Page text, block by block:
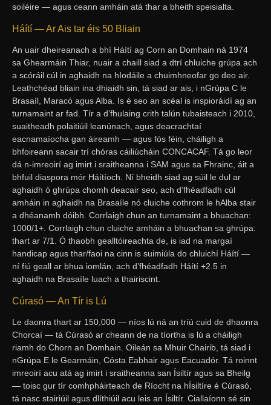
soiléire — agus ceann amháin atá thar a bheith speisialta.
Háítí — Ar Ais tar éis 50 Bliain
An uair dheireanach a bhí Háítí ag Corn an Domhain ná 1974
sa Ghearmáin Thiar, nuair a chaill siad a dtrí chluiche grúpa ach
a scóráil cúl in aghaidh na hIodáile a chuimhneofar go deo air.
Leathchéad bliain ina dhiaidh sin, tá siad ar ais, i nGrúpa C le
Brasaíl, Maracó agus Alba. Is é seo an scéal is inspioráidí ag an
turnamaint ar fad. Tír a d’fhulaing crith talún tubaisteach i 2010,
suaitheadh polaitiúil leanúnach, agus deacrachtaí
eacnamaíocha gan áireamh — agus fós féin, cháiligh a
bhfoireann sacair trí chóras cáiliúcháin CONCACAF. Tá go leor
dá n-imreoirí ag imirt i sraitheanna i SAM agus sa Fhrainc, áit a
bhfuil diaspora mór Háítíoch. Ní bheidh siad ag súil le dul ar
aghaidh ó ghrúpa chomh deacair seo, ach d’fhéadfadh cúl
amháin in aghaidh na Brasaíle nó cluiche cothrom le hAlba stair
a dhéanamh dóibh. Corrlaigh chun an turnamaint a bhuachan:
1000/1+. Corrlaigh chun cluiche amháin a bhuachan sa ghrúpa:
thart ar 7/1. Ó thaobh gealltóireachta de, is iad na margaí
handicap agus thar/faoi na cinn is suimiúla do chluichí Háítí —
ní fiú geall ar bhua iomlán, ach d’fhéadfadh Háítí +2.5 in
aghaidh na Brasaíle luach a thairiscint.
Cúrasó — An Tír is Lú
Le daonra thart ar 150,000 — níos lú ná an tríú cuid de dhaonra
Chorcaí — tá Cúrasó ar cheann de na tíortha is lú a cháiligh
riamh do Chorn an Domhain. Oileán sa Mhuir Chairib, tá siad i
nGrúpa E le Gearmáin, Cósta Eabhair agus Eacuadór. Tá roinnt
imreoirí acu atá ag imirt i sraitheanna san Ísiltír agus sa Bheilg
— toisc gur tír comhpháirteach de Ríocht na hÍsiltíre é Cúrasó,
tá nasc stairiúil agus dlíthiúil acu leis an Ísiltír. Ciallaíonn sé sin